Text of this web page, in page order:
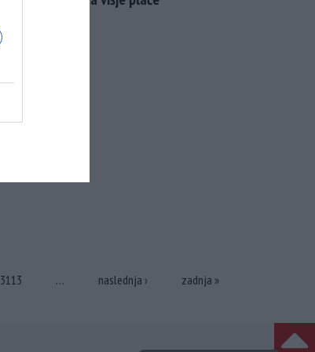
3113 … naslednja › zadnja »